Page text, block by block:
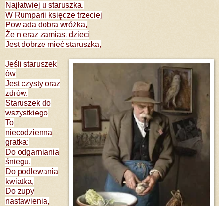
Najłatwiej u staruszka.
W Rumparii księdze trzeciej
Powiada dobra wróżka,
Że nieraz zamiast dzieci
Jest dobrze mieć staruszka,
Jeśli staruszek
ów
Jest czysty oraz
zdrów.
Staruszek do
wszystkiego
To
niecodzienna
gratka:
Do odgarniania
śniegu,
Do podlewania
kwiatka,
Do zupy
nastawienia,